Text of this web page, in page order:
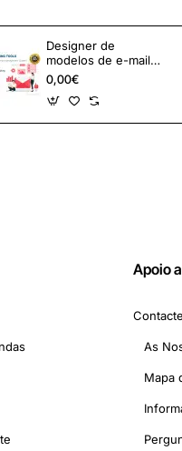
Designer de
modelos de e-mail
OpenCart e
ferramentas de
marketing
0,00€
Apoio
As
Mapa